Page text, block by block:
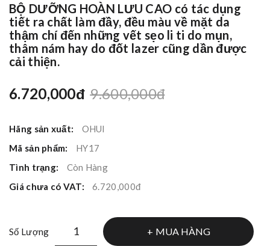
BỘ DƯỠNG HOÀN LƯU CAO có tác dụng
tiết ra chất làm đầy, đều màu về mặt da
thậm chí đến những vết sẹo li ti do mụn,
thâm nám hay do đốt lazer cũng dần được
cải thiện.
6.720,000đ 9.600,000đ
Hãng sản xuất:
OHUI
Mã sản phẩm:
HY17
Tình trạng:
Còn Hàng
Giá chưa có VAT:
6.720,000đ
Số Lượng MUA HÀNG